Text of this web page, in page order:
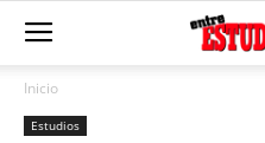
Inicio
Estudios